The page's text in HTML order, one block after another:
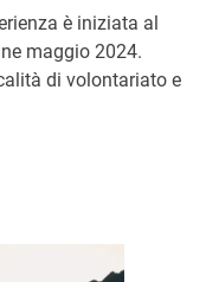
è iniziata al
maggio 2024.
di volontariato e